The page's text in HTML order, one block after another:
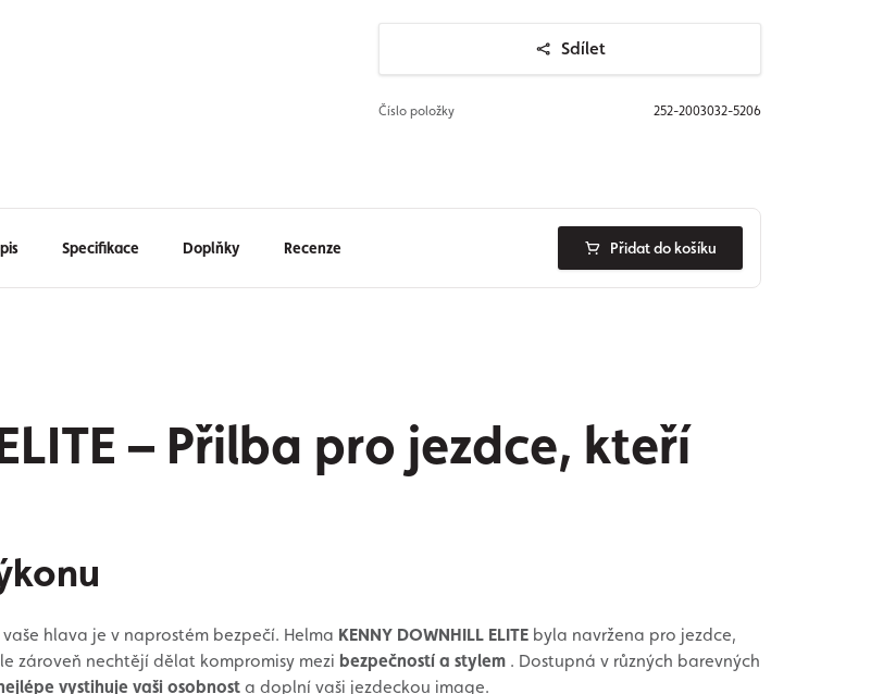
Sdílet
Číslo položky 252-2003032-5206
Specifikace Doplňky Recenze Přidat do košíku
– Přilba pro jezdce, kteří
hlava je v naprostém bezpečí. Helma KENNY DOWNHILL ELITE byla navržena pro jezdce,
zároveň nechtějí dělat kompromisy mezi bezpečností a stylem . Dostupná v různých barevných
vystihuje vaši osobnost a doplní vaši jezdeckou image.